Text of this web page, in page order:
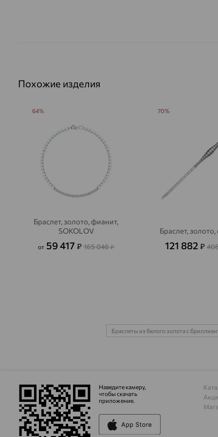
Похожие изделия
Браслет, золото, фианит,
SOKOLOV
от 59 417 ₽ 165 046₽
64%
Браслет,
121 882 ₽
70%
Браслеты из белого золота с
Наведите камеру,
чтобы скачать
приложение.